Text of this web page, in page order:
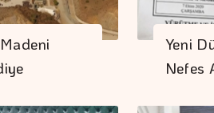
Yeni
Nefes